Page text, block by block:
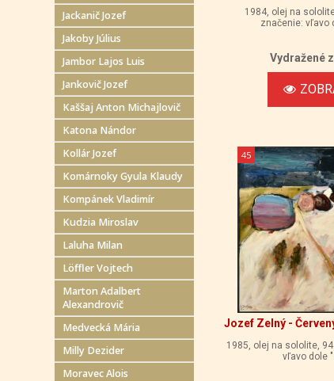
Jackanič Jozef
Jakoby Július
Jambor Lajos Luis
Jankovič Jozef
Kaššaj Anton Michajlovič
Katona Nándor
Kollár Jozef
Komárnoky Gyula Klaudy
Kompánek Vladimír
Kudzia Miroslav
Laluha Milan
Löffler Vojtech
Marton Adalbert
Alexandrovič
Medvecká Mária
Milly Dezider
Moravec Alois
1984, olej na
značenie: vľavo
Vydražené
45
Jozef Zelný -
1985, olej na sololite,
vľavo dole